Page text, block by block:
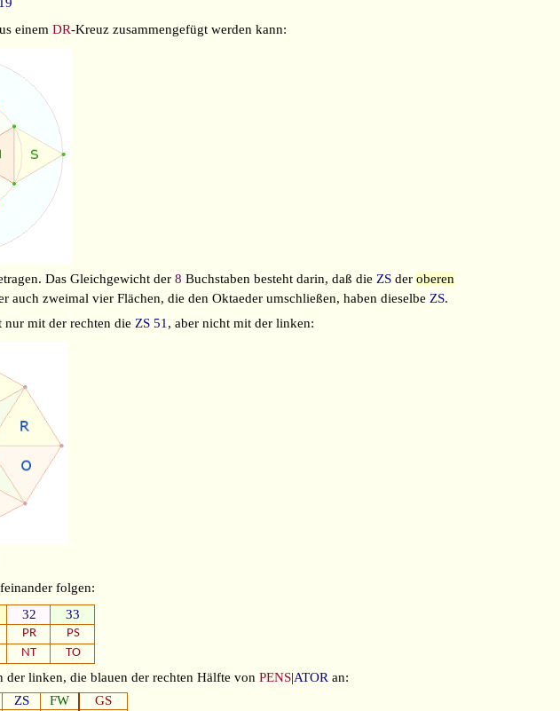
einemDR-Kreuz zusammengefügt werden kann:
Das Gleichgewicht der8Buchstaben besteht darin, daß die ZS deroberen
auch zweimal vier Flächen, die den Oktaeder umschließen, haben dieselbe ZS.
nur mit der rechten dieZS 51, aber nicht mit der linken:
folgen:
32 33
PR
PS
NT TO
der linken, die blauen der rechten Hälfte vonPENS|ATOR an:
ZS FW GS